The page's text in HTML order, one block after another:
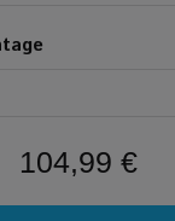
104,99 €